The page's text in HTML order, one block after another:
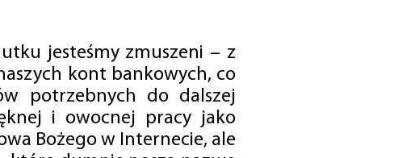
jesteśmy zmuszeni – z
kont bankowych, co
potrzebnych do dalszej
i owocnej pracy jako
Bożego w Internecie, ale